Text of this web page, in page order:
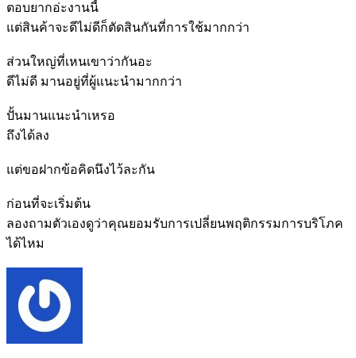
ตอบยากอ่ะงานนี้
แต่สินค้าจะดีไม่ดีก็ตัดสินกันที่การใช้มากกว่า
ส่วนใหญ่ที่เหนเขาว่ากันอะ
ดีไม่ดี มานอยู่ที่ผู้แนะนำมากกว่า
ปั้นมานแนะนำเหรอ
ถึงได้ลง
แต่ขอฝากข้อคิดนึงไว้ละกัน
ก่อนที่จะเริ่มต้น
ลองถามตัวเองดูว่าคุณยอมรับการเปลี่ยนพฤติกรรมการบริโภค
ได้ไหม